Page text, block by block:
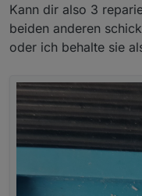
Kann dir also 3
beiden anderen
oder ich behalte sie